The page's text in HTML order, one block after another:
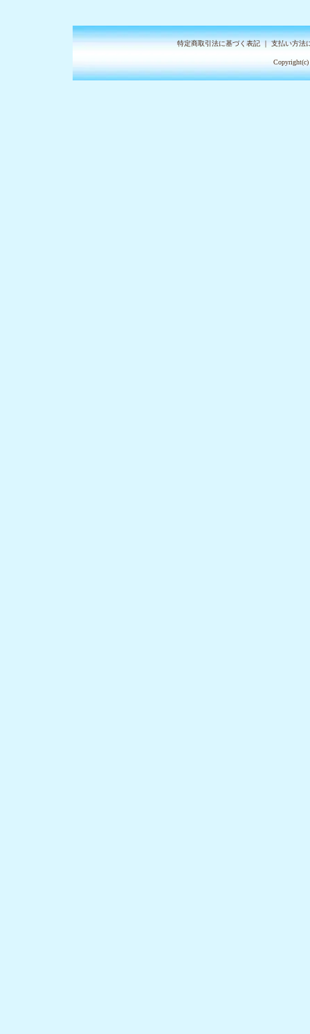
特定商取引法に基づく表記｜支払い方法